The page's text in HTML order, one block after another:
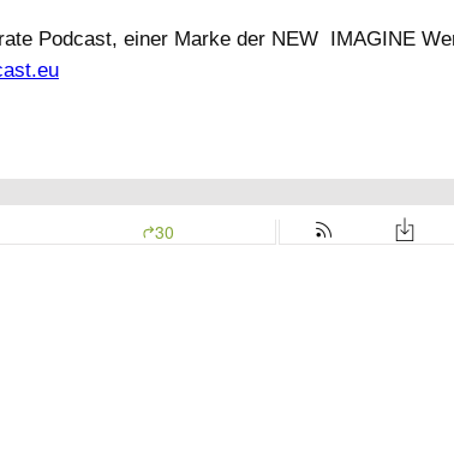
Podcast, einer Marke der NEW IMAGINE